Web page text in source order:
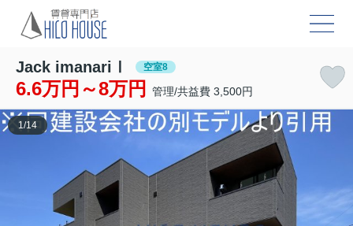
Jack imanariⅠ 空室8
6.6万円～8万円 管理/共益費 3,500円
1 /14